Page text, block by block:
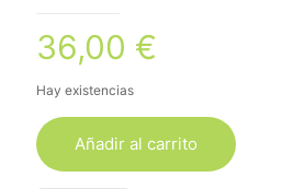
36,00 €
Hay existencias
Añadir al carrito